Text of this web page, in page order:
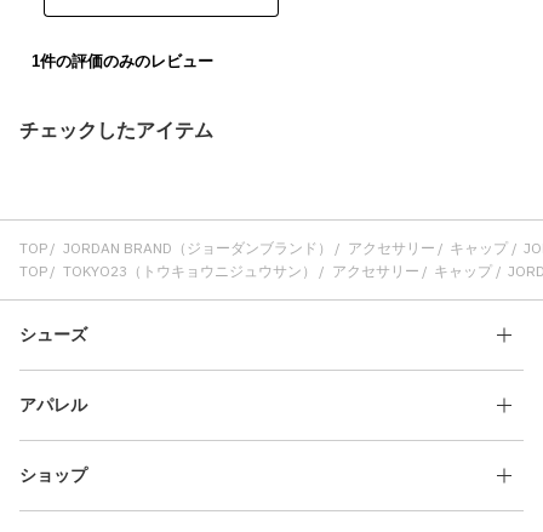
チェックしたアイテム
TOP JORDAN BRAND（ジョーダンブランド） アクセサリー キャップ
TOP
TOKYO23（トウキョウニジュウサン） アクセサリー キャップ
シューズ
アパレル
ショップ